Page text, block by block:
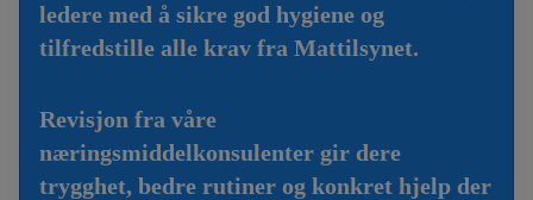
ledere med å sikre god hygiene og
tilfredstille alle krav fra Mattilsynet.
Revisjon fra våre
næringsmiddelkonsulenter gir dere
trygghet, bedre rutiner og konkret hjelp der